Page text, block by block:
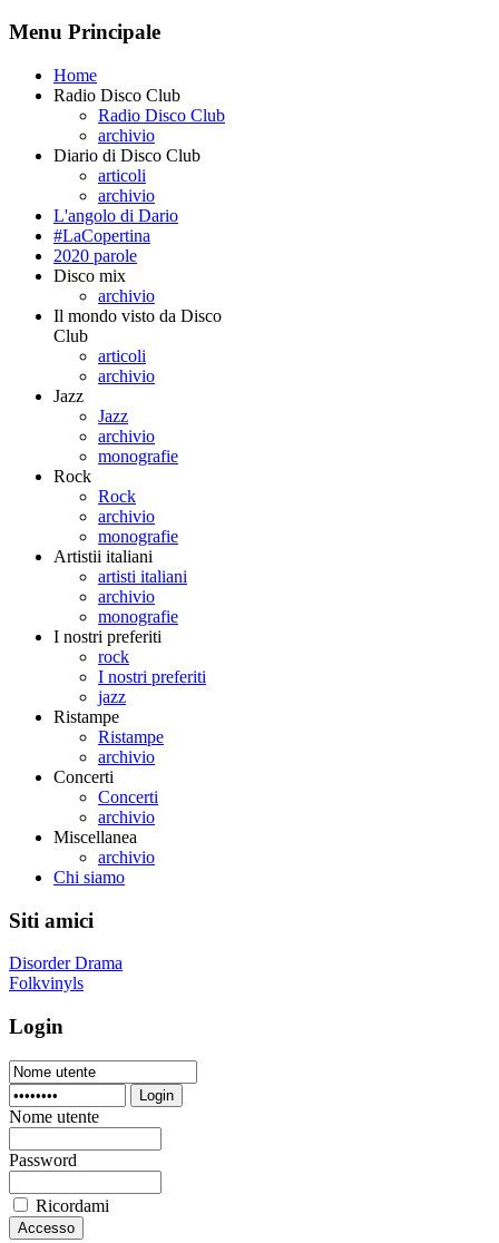
Menu Principale
Home
Radio Disco Club
Radio Disco Club
archivio
Diario di Disco Club
articoli
archivio
L'angolo di Dario
#LaCopertina
2020 parole
Disco mix
archivio
Il mondo visto da Disco
Club
articoli
archivio
Jazz
Jazz
archivio
monografie
Rock
Rock
archivio
monografie
Artistii italiani
artisti italiani
archivio
monografie
I nostri preferiti
rock
I nostri preferiti
jazz
Ristampe
Ristampe
archivio
Concerti
Concerti
archivio
Miscellanea
archivio
Chi siamo
Siti amici
Disorder Drama
Folkvinyls
Login
Login
Nome utente
Password
Ricordami